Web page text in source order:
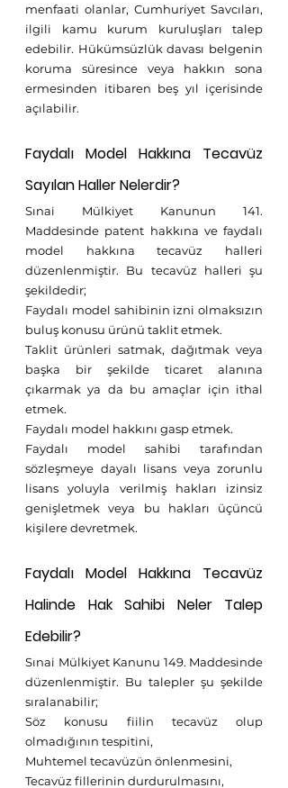
menfaati olanlar, Cumhuriyet Savcıları,
ilgili kamu kurum kuruluşları talep
edebilir. Hükümsüzlük davası belgenin
koruma süresince veya hakkın sona
ermesinden itibaren beş yıl içerisinde
açılabilir.
Faydalı Model Hakkına Tecavüz
Sayılan Haller Nelerdir?
Sınai Mülkiyet Kanunun 141.
Maddesinde patent hakkına ve faydalı
model hakkına tecavüz halleri
düzenlenmiştir. Bu tecavüz halleri şu
şekildedir;
Faydalı model sahibinin izni olmaksızın
buluş konusu ürünü taklit etmek.
Taklit ürünleri satmak, dağıtmak veya
başka bir şekilde ticaret alanına
çıkarmak ya da bu amaçlar için ithal
etmek.
Faydalı model hakkını gasp etmek.
Faydalı model sahibi tarafından
sözleşmeye dayalı lisans veya zorunlu
lisans yoluyla verilmiş hakları izinsiz
genişletmek veya bu hakları üçüncü
kişilere devretmek.
Faydalı Model Hakkına Tecavüz
Halinde Hak Sahibi Neler Talep
Edebilir?
Sınai Mülkiyet Kanunu 149. Maddesinde
düzenlenmiştir. Bu talepler şu şekilde
sıralanabilir;
Söz konusu fiilin tecavüz olup
olmadığının tespitini,
Muhtemel tecavüzün önlenmesini,
Tecavüz fillerinin durdurulmasını,